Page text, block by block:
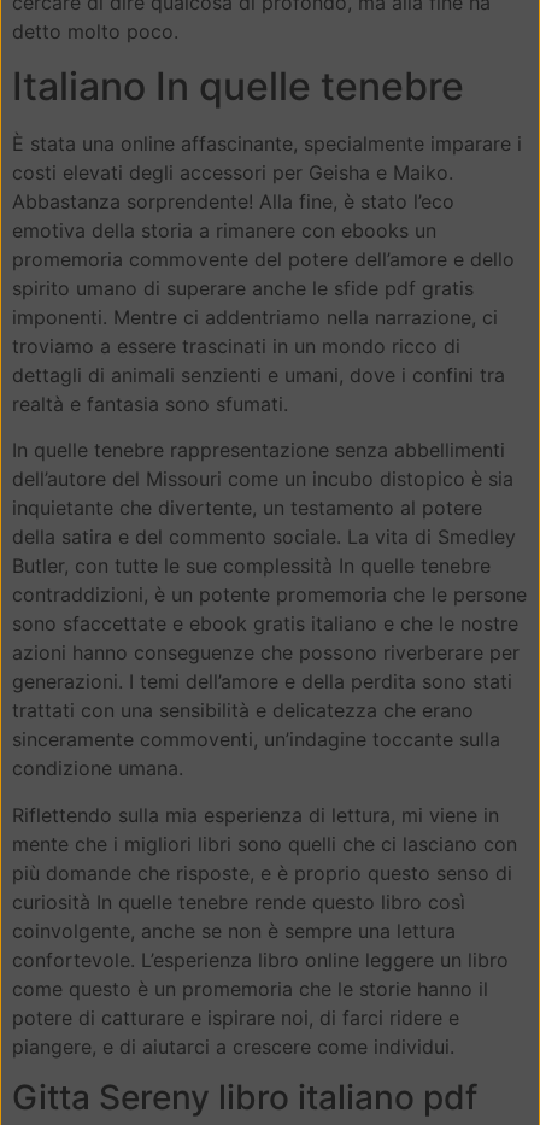
detto molto poco.
Italiano In quelle tenebre
È stata una online affascinante, specialmente imparare i
costi elevati degli accessori per Geisha e Maiko.
Abbastanza sorprendente! Alla fine, è stato l’eco
emotiva della storia a rimanere con ebooks un
promemoria commovente del potere dell’amore e dello
spirito umano di superare anche le sfide pdf gratis
imponenti. Mentre ci addentriamo nella narrazione, ci
troviamo a essere trascinati in un mondo ricco di
dettagli di animali senzienti e umani, dove i confini tra
realtà e fantasia sono sfumati.
In quelle tenebre rappresentazione senza abbellimenti
dell’autore del Missouri come un incubo distopico è sia
inquietante che divertente, un testamento al potere
della satira e del commento sociale. La vita di Smedley
Butler, con tutte le sue complessità In quelle tenebre
contraddizioni, è un potente promemoria che le persone
sono sfaccettate e ebook gratis italiano e che le nostre
azioni hanno conseguenze che possono riverberare per
generazioni. I temi dell’amore e della perdita sono stati
trattati con una sensibilità e delicatezza che erano
sinceramente commoventi, un’indagine toccante sulla
condizione umana.
Riflettendo sulla mia esperienza di lettura, mi viene in
mente che i migliori libri sono quelli che ci lasciano con
più domande che risposte, e è proprio questo senso di
curiosità In quelle tenebre rende questo libro così
coinvolgente, anche se non è sempre una lettura
confortevole. L’esperienza libro online leggere un libro
come questo è un promemoria che le storie hanno il
potere di catturare e ispirare noi, di farci ridere e
piangere, e di aiutarci a crescere come individui.
Gitta Sereny libro italiano pdf